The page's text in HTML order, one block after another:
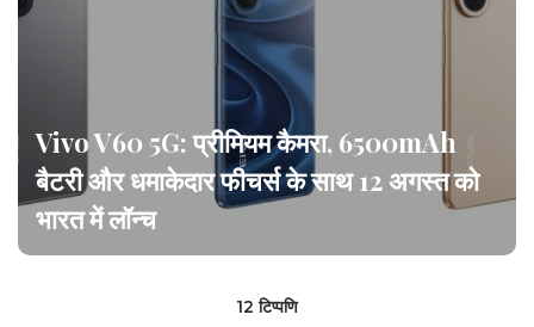
Vivo V60 5G: प्रीमियम कैमरा, 6500mAh
बैटरी और धमाकेदार फीचर्स के साथ 12 अगस्त को
भारत में लॉन्च
12 टिप्पणि